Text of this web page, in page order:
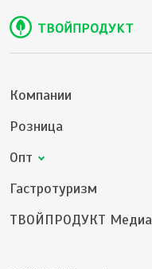
Компании
Розница
Опт
Гастротуризм
ТВОЙПРОДУКТ Медиа